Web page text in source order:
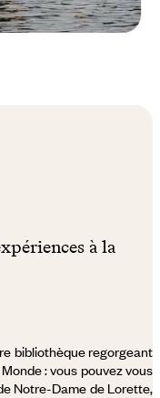
à la
bibliothèque regorgeant
: vous pouvez vous
Notre-Dame de Lorette,